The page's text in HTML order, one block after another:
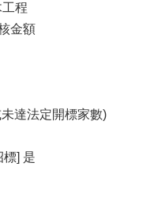
程
金額
達法定開標家數)
標] 是